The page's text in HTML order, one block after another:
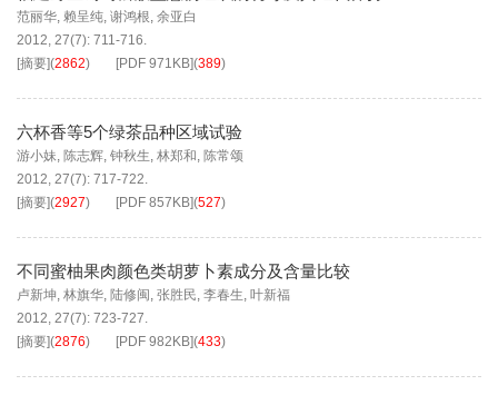
范丽华, 赖呈纯, 谢鸿根, 余亚白
2012, 27(7): 711-716.
[摘要](2862) [PDF 971KB](389)
六杯香等5个绿茶品种区域试验
游小妹, 陈志辉, 钟秋生, 林郑和, 陈常颂
2012, 27(7): 717-722.
[摘要](2927) [PDF 857KB](527)
不同蜜柚果肉颜色类胡萝卜素成分及含量比较
卢新坤, 林旗华, 陆修闽 , 张胜民, 李春生, 叶新福
2012, 27(7): 723-727.
[摘要](2876) [PDF 982KB](433)